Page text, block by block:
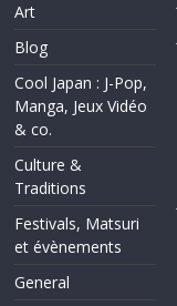
Art
Blog
Cool Japan : J-Pop,
Manga, Jeux Vidéo
& co.
Culture &
Traditions
Festivals, Matsuri
et évènements
General